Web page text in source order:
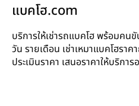
แบคโฮ.com
บริการให้เช่ารถแบคโฮ พร้อมคน
วัน รายเดือน เช่าเหมาแบคโฮรา
ประเมินราคา เสนอราคาให้บริกา